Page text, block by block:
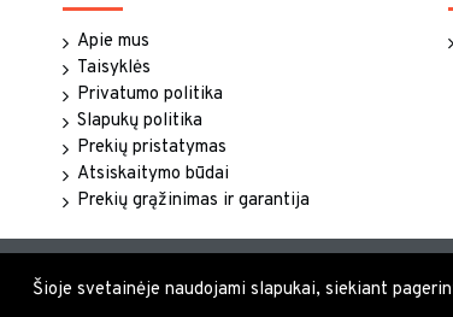
Apie mus
Taisyklės
Privatumo politika
Slapukų politika
Prekių pristatymas
Atsiskaitymo būdai
Prekių grąžinimas ir garantija
Šioje svetainėje naudojami slapukai, siekiant